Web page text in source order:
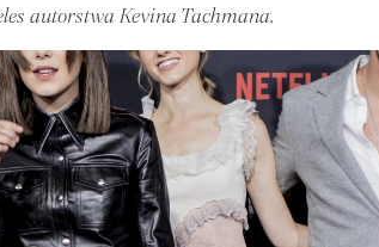
autorstwa Kevina Tachmana.